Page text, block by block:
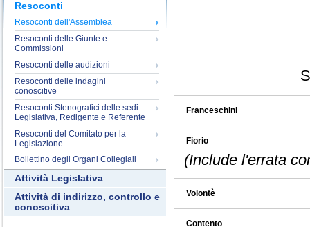
Resoconti
Resoconti dell'Assemblea
Resoconti delle Giunte e
Commissioni
Resoconti delle audizioni
Resoconti delle indagini
conoscitive
Resoconti Stenografici delle sedi
Legislativa, Redigente e Referente
Resoconti del Comitato per la
Legislazione
Bollettino degli Organi Collegiali
Attività Legislativa
Attività di indirizzo, controllo e
conoscitiva
Franceschini
Fiorio
(Include l'errata
Volontè
Contento